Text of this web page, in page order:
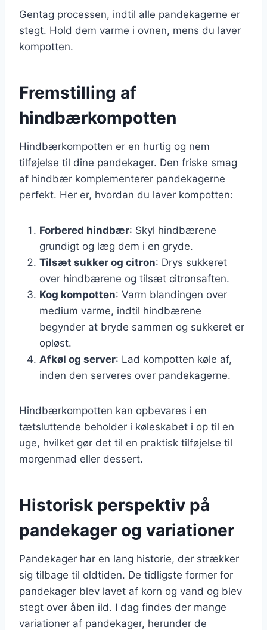
Gentag processen, indtil alle pandekagerne er
stegt. Hold dem varme i ovnen, mens du laver
kompotten.
Fremstilling af
hindbærkompotten
Hindbærkompotten er en hurtig og nem
tilføjelse til dine pandekager. Den friske smag
af hindbær komplementerer pandekagerne
perfekt. Her er, hvordan du laver kompotten:
Forbered hindbær: Skyl hindbærene
grundigt og læg dem i en gryde.
Tilsæt sukker og citron: Drys sukkeret
over hindbærene og tilsæt citronsaften.
Kog kompotten: Varm blandingen over
medium varme, indtil hindbærene
begynder at bryde sammen og sukkeret er
opløst.
Afkøl og server: Lad kompotten køle af,
inden den serveres over pandekagerne.
Hindbærkompotten kan opbevares i en
tætsluttende beholder i køleskabet i op til en
uge, hvilket gør det til en praktisk tilføjelse til
morgenmad eller dessert.
Historisk perspektiv på
pandekager og variationer
Pandekager har en lang historie, der strækker
sig tilbage til oldtiden. De tidligste former for
pandekager blev lavet af korn og vand og blev
stegt over åben ild. I dag findes der mange
variationer af pandekager, herunder de